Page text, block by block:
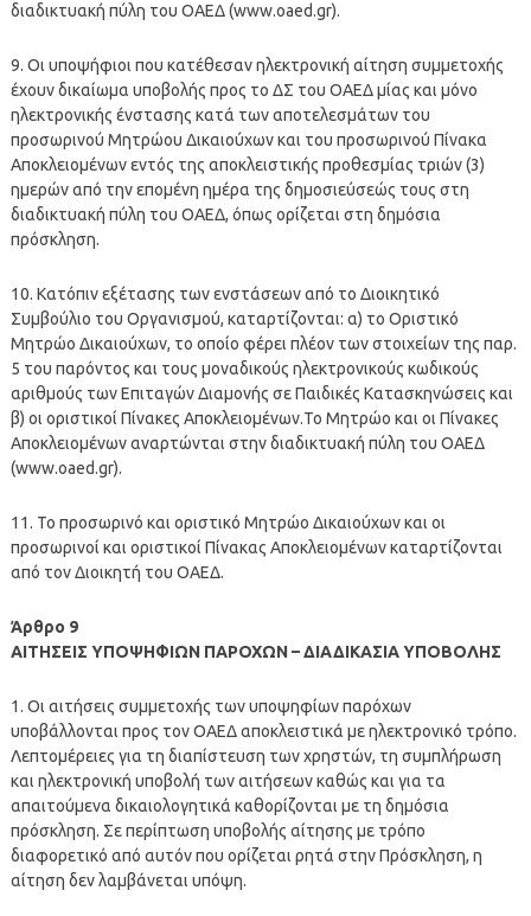
διαδικτυακή πύλη του ΟΑΕΔ (www.oaed.gr).
9. Οι υποψήφιοι που κατέθεσαν ηλεκτρονική αίτηση συμμετοχής
έχουν δικαίωμα υποβολής προς το ΔΣ του ΟΑΕΔ μίας και μόνο
ηλεκτρονικής ένστασης κατά των αποτελεσμάτων του
προσωρινού Μητρώου Δικαιούχων και του προσωρινού Πίνακα
Αποκλειομένων εντός της αποκλειστικής προθεσμίας τριών (3)
ημερών από την επομένη ημέρα της δημοσιεύσεώς τους στη
διαδικτυακή πύλη του ΟΑΕΔ, όπως ορίζεται στη δημόσια
πρόσκληση.
10. Κατόπιν εξέτασης των ενστάσεων από το Διοικητικό
Συμβούλιο του Οργανισμού, καταρτίζονται: α) το Οριστικό
Μητρώο Δικαιούχων, το οποίο φέρει πλέον των στοιχείων της παρ.
5 του παρόντος και τους μοναδικούς ηλεκτρονικούς κωδικούς
αριθμούς των Επιταγών Διαμονής σε Παιδικές Κατασκηνώσεις και
β) οι οριστικοί Πίνακες Αποκλειομένων.Το Μητρώο και οι Πίνακες
Αποκλειομένων αναρτώνται στην διαδικτυακή πύλη του ΟΑΕΔ
(www.oaed.gr).
11. Το προσωρινό και οριστικό Μητρώο Δικαιούχων και οι
προσωρινοί και οριστικοί Πίνακας Αποκλειομένων καταρτίζονται
από τον Διοικητή του ΟΑΕΔ.
Άρθρο 9
ΑΙΤΗΣΕΙΣ ΥΠΟΨΗΦΙΩΝ ΠΑΡΟΧΩΝ – ΔΙΑΔΙΚΑΣΙΑ ΥΠΟΒΟΛΗΣ
1. Οι αιτήσεις συμμετοχής των υποψηφίων παρόχων
υποβάλλονται προς τον ΟΑΕΔ αποκλειστικά με ηλεκτρονικό τρόπο.
Λεπτομέρειες για τη διαπίστευση των χρηστών, τη συμπλήρωση
και ηλεκτρονική υποβολή των αιτήσεων καθώς και για τα
απαιτούμενα δικαιολογητικά καθορίζονται με τη δημόσια
πρόσκληση. Σε περίπτωση υποβολής αίτησης με τρόπο
διαφορετικό από αυτόν που ορίζεται ρητά στην Πρόσκληση, η
αίτηση δεν λαμβάνεται υπόψη.